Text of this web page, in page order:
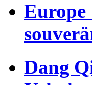
Europe
Dang